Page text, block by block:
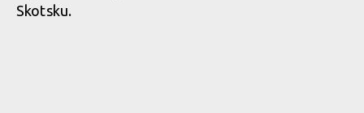
Skotsku.